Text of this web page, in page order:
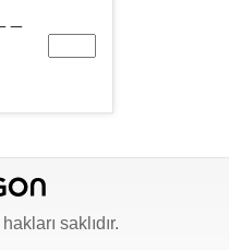
hakları saklıdır.